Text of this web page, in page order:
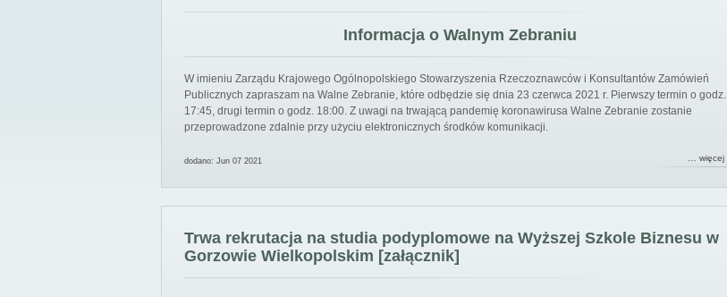
Informacja o Walnym Zebraniu
W imieniu Zarządu Krajowego Ogólnopolskiego Stowarzyszenia Rzeczoznawców i Konsultantów Zamówień
Publicznych zapraszam na Walne Zebranie, które odbędzie się dnia 23 czerwca 2021 r. Pierwszy termin o godz.
17:45, drugi termin o godz. 18:00. Z uwagi na trwającą pandemię koronawirusa Walne Zebranie zostanie
przeprowadzone zdalnie przy użyciu elektronicznych środków komunikacji.
dodano: Jun 07 2021 … więcej
Trwa rekrutacja na studia podyplomowe na Wyższej Szkole Biznesu w
Gorzowie Wielkopolskim [załącznik]